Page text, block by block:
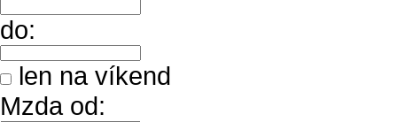
do:
len na víkend
Mzda od: